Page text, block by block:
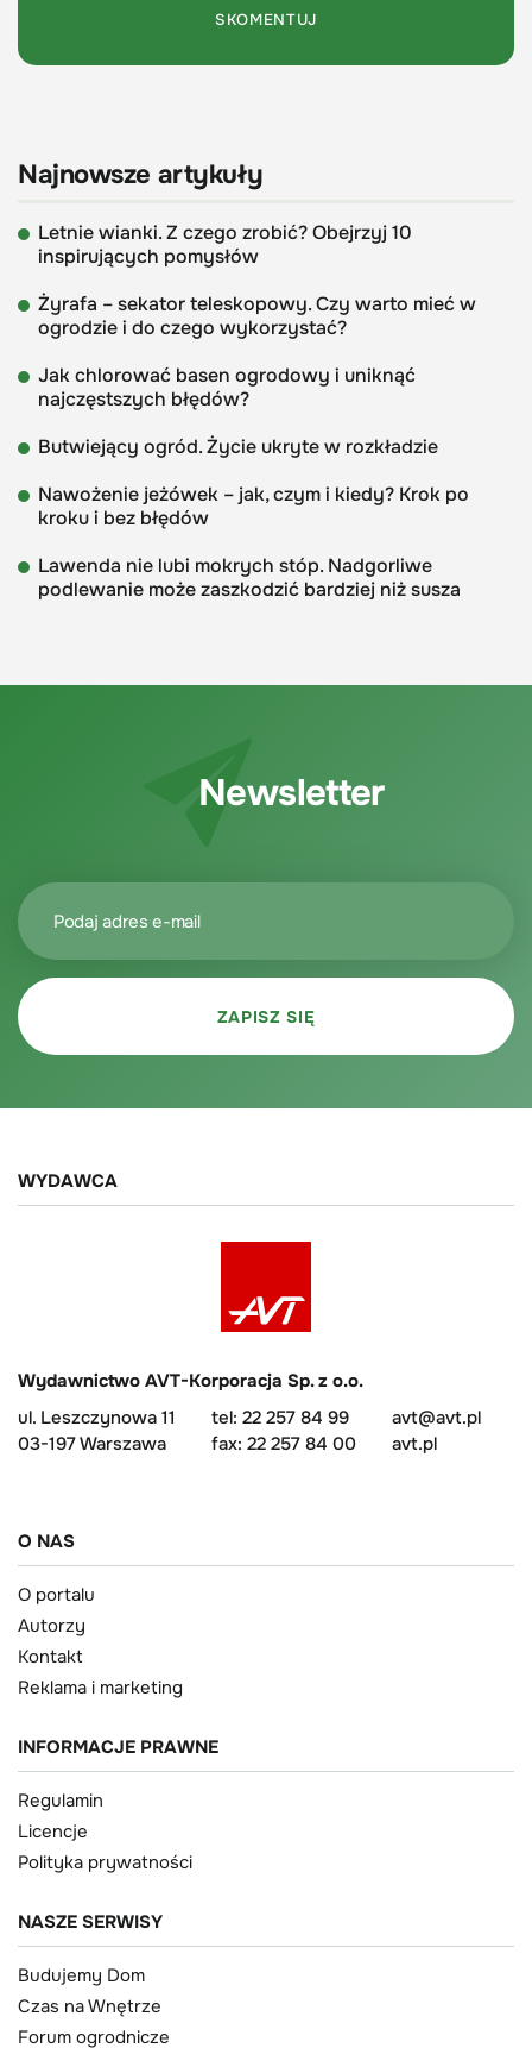
Najnowsze artykuły
Letnie wianki. Z czego zrobić? Obejrzyj 10
inspirujących pomysłów
Żyrafa – sekator teleskopowy. Czy warto mieć w
ogrodzie i do czego wykorzystać?
Jak chlorować basen ogrodowy i uniknąć
najczęstszych błędów?
Butwiejący ogród. Życie ukryte w rozkładzie
Nawożenie jeżówek – jak, czym i kiedy? Krok po
kroku i bez błędów
Lawenda nie lubi mokrych stóp. Nadgorliwe
podlewanie może zaszkodzić bardziej niż susza
Newsletter
WYDAWCA
Wydawnictwo AVT-Korporacja Sp. z o.o.
ul. Leszczynowa 11
03-197 Warszawa
tel: 22 257 84 99
fax: 22 257 84 00
avt@avt.pl
avt.pl
O NAS
O portalu
Autorzy
Kontakt
Reklama i marketing
INFORMACJE PRAWNE
Regulamin
Licencje
Polityka prywatności
NASZE SERWISY
Budujemy Dom
Czas na Wnętrze
Forum ogrodnicze